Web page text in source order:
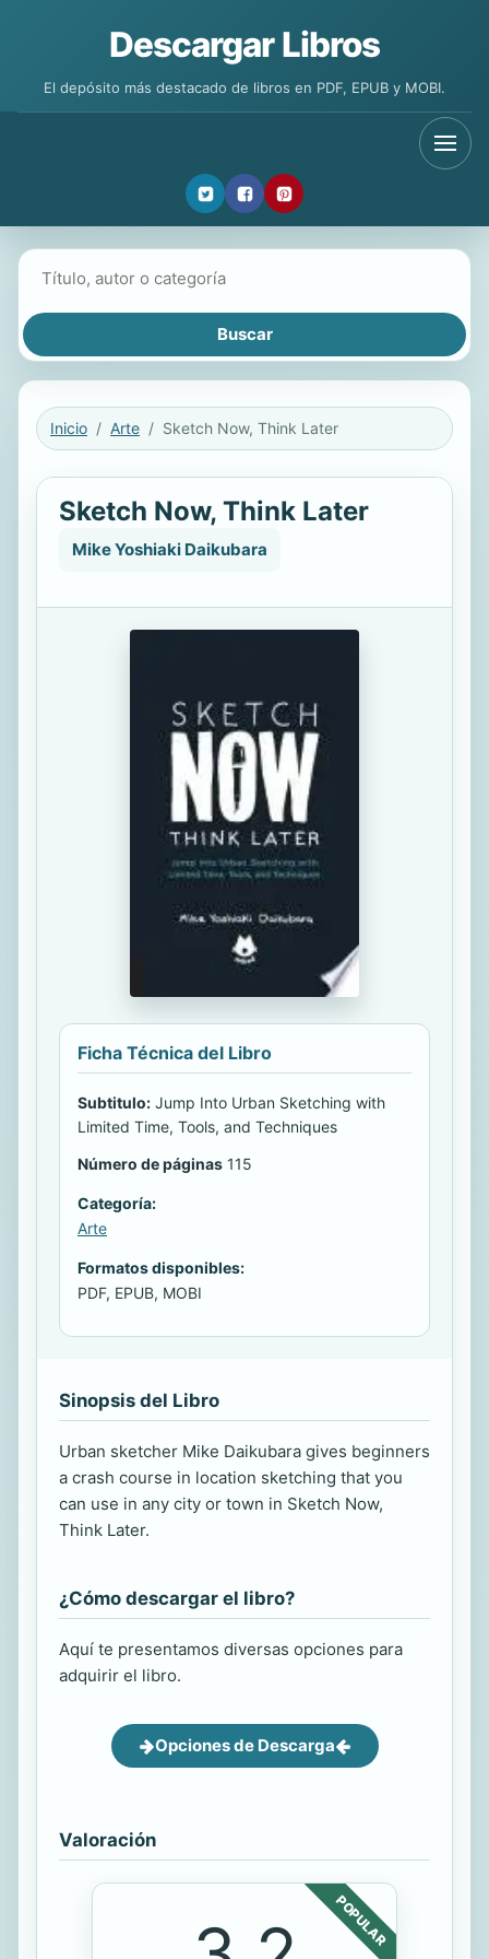
Descargar Libros
El depósito más destacado de libros en PDF, EPUB y MOBI.
Inicio Arte Sketch Now, Think Later
Sketch Now, Think Later
Mike Yoshiaki Daikubara
Ficha Técnica del Libro
Subtitulo: Jump Into Urban Sketching with
Limited Time, Tools, and Techniques
Número de páginas 115
Categoría:
Arte
Formatos disponibles:
PDF, EPUB, MOBI
Sinopsis del Libro
Urban sketcher Mike Daikubara gives beginners
a crash course in location sketching that you
can use in any city or town in Sketch Now,
Think Later.
¿Cómo descargar el libro?
Aquí te presentamos diversas opciones para
adquirir el libro.
Opciones de Descarga
Valoración
POPULAR